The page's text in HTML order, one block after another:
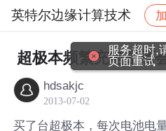
英特尔边缘计算技术
社区 英特尔边缘计算技术
超极本频繁充电是否
hdsakjc
2013-07-02
买了台超极本，每次电池电
服务超时,
页面重试